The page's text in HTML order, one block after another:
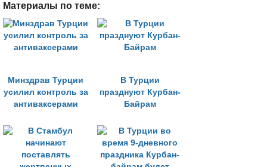
Материалы по теме:
Минздрав Турции
усилил контроль за
антиваксерами
В Турции
празднуют Курбан-
Байрам